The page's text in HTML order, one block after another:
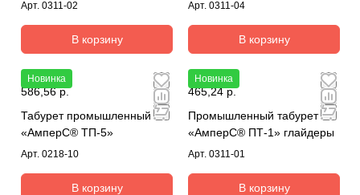
Арт. 0311-02
В корзину
Арт. 0311-04
В корзину
Новинка
586,56 р.
Табурет промышленный
«АмперС® ТП-5»
Арт. 0218-10
В корзину
Новинка
465,24 р.
Промышленный табурет
«АмперС® ПТ-1» глайдеры
Арт. 0311-01
В корзину